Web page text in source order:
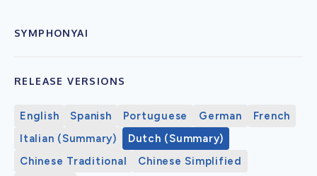
SYMPHONYAI
RELEASE VERSIONS
English Spanish Portuguese German
French
Italian (Summary)
Dutch (Summary)
Chinese Traditional
Chinese Simplified